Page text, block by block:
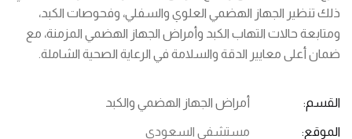
ذلك تنظير الجهاز الهضمي العلوي والسفلي، وفحوصات الكبد،
ومتابعة حالات التهاب الكبد وأمراض الجهاز الهضمي المزمنة، مع
ضمان أعلى معايير الدقة والسلامة في الرعاية الصحية الشاملة.
القسم: أمراض الجهاز الهضمي والكبد
الموقع: مستشفى السعودي